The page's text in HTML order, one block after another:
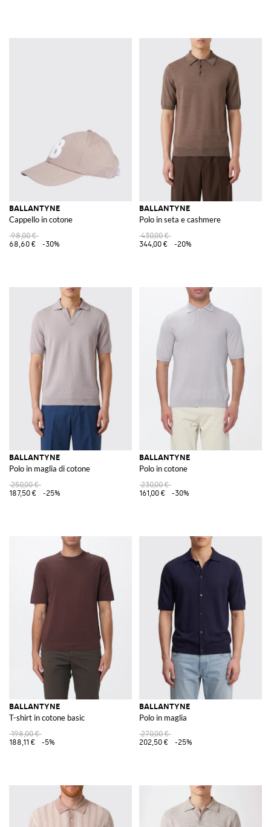
BALLANTYNE
Cappello in cotone
98,00 €
68,60 €
-30%
BALLANTYNE
Polo in seta e cashmere
430,00 €
344,00 €
-20%
BALLANTYNE
Polo in maglia di cotone
250,00 €
187,50 €
-25%
BALLANTYNE
Polo in cotone
230,00 €
161,00 €
-30%
BALLANTYNE
T-shirt in cotone basic
198,00 €
188,11 €
-5%
BALLANTYNE
Polo in maglia
270,00 €
202,50 €
-25%